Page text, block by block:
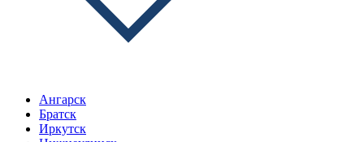
Ангарск
Братск
Иркутск